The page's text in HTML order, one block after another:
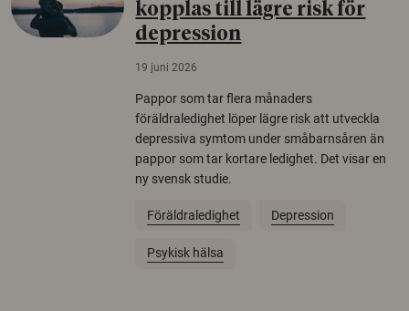
kopplas till lägre risk för
depression
19 juni 2026
Pappor som tar flera månaders
föräldraledighet löper lägre risk att utveckla
depressiva symtom under småbarnsåren än
pappor som tar kortare ledighet. Det visar en
ny svensk studie.
Föräldraledighet Depression
Psykisk hälsa